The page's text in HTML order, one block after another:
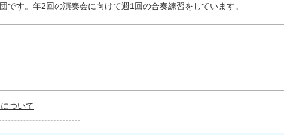
です。年2回の演奏会に向けて週1回の合奏練習をしています。
ついて